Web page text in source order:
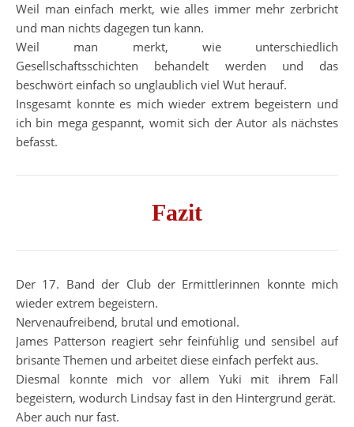
Weil man einfach merkt, wie alles immer mehr zerbricht
und man nichts dagegen tun kann.
Weil man merkt, wie unterschiedlich
Gesellschaftsschichten behandelt werden und das
beschwört einfach so unglaublich viel Wut herauf.
Insgesamt konnte es mich wieder extrem begeistern und
ich bin mega gespannt, womit sich der Autor als nächstes
befasst.
Fazit
Der 17. Band der Club der Ermittlerinnen konnte mich
wieder extrem begeistern.
Nervenaufreibend, brutal und emotional.
James Patterson reagiert sehr feinfühlig und sensibel auf
brisante Themen und arbeitet diese einfach perfekt aus.
Diesmal konnte mich vor allem Yuki mit ihrem Fall
begeistern, wodurch Lindsay fast in den Hintergrund gerät.
Aber auch nur fast.